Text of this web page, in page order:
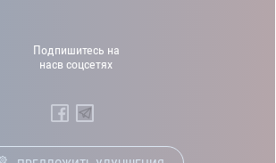
Подпишитесь на
насв соцсетях